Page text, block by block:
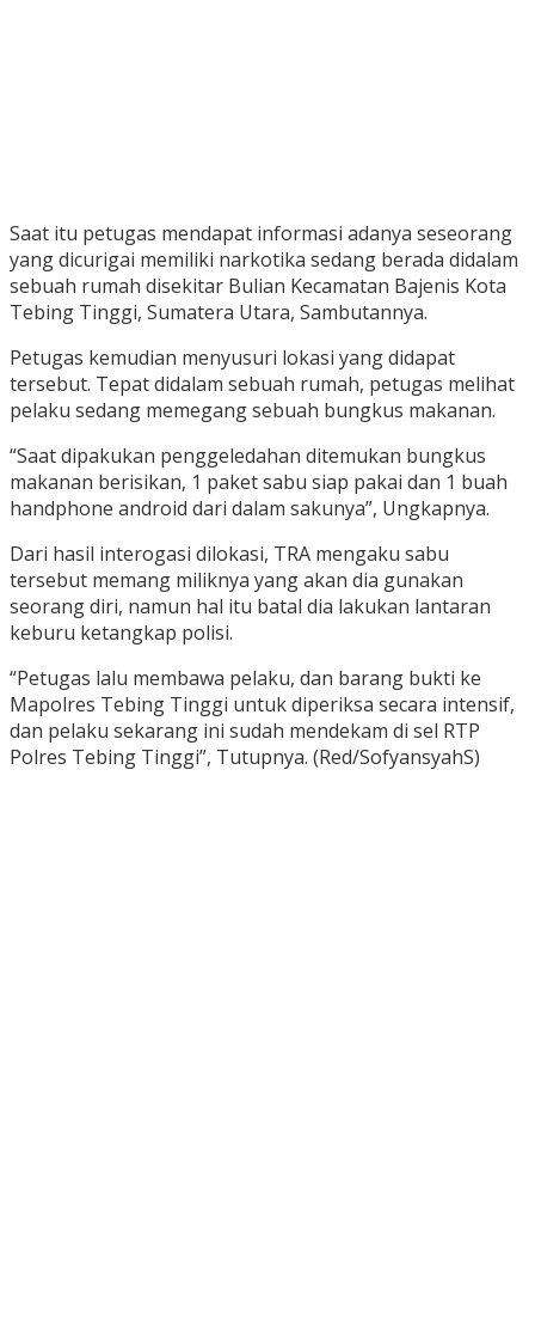
Saat itu petugas mendapat informasi adanya seseorang
yang dicurigai memiliki narkotika sedang berada didalam
sebuah rumah disekitar Bulian Kecamatan Bajenis Kota
Tebing Tinggi, Sumatera Utara, Sambutannya.
Petugas kemudian menyusuri lokasi yang didapat
tersebut. Tepat didalam sebuah rumah, petugas melihat
pelaku sedang memegang sebuah bungkus makanan.
“Saat dipakukan penggeledahan ditemukan bungkus
makanan berisikan, 1 paket sabu siap pakai dan 1 buah
handphone android dari dalam sakunya”, Ungkapnya.
Dari hasil interogasi dilokasi, TRA mengaku sabu
tersebut memang miliknya yang akan dia gunakan
seorang diri, namun hal itu batal dia lakukan lantaran
keburu ketangkap polisi.
“Petugas lalu membawa pelaku, dan barang bukti ke
Mapolres Tebing Tinggi untuk diperiksa secara intensif,
dan pelaku sekarang ini sudah mendekam di sel RTP
Polres Tebing Tinggi”, Tutupnya. (Red/SofyansyahS)